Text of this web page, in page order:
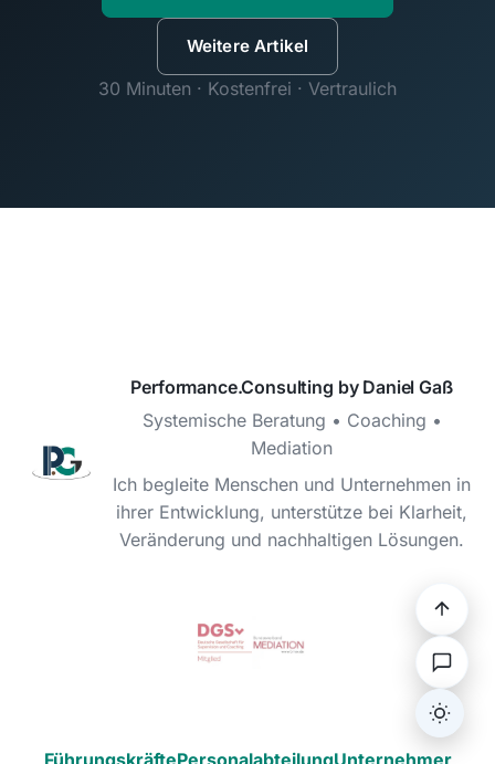
Weitere Artikel
30 Minuten · Kostenfrei · Vertraulich
Dark/
Performance.Consulting by Daniel Gaß
Systemische Beratung • Coaching •
Mediation
Ich begleite Menschen und Unternehmen in
ihrer Entwicklung, unterstütze bei Klarheit,
Veränderung und nachhaltigen Lösungen.